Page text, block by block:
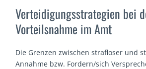
Verteidigungsstrategien bei
Vorteilsnahme im Amt
Die Grenzen zwischen strafloser und
Annahme bzw. Fordern/sich